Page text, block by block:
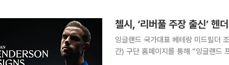
첼시, ‘리버풀 주장 출신’ 헨
잉글랜드 국가대표 베테랑 미드필더 조던 헨
간) 구단 홈페이지를 통해 “잉글랜드